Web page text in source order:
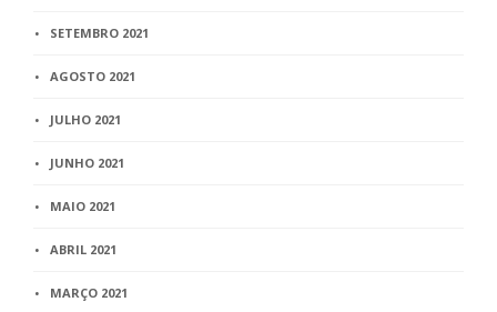
SETEMBRO 2021
AGOSTO 2021
JULHO 2021
JUNHO 2021
MAIO 2021
ABRIL 2021
MARÇO 2021